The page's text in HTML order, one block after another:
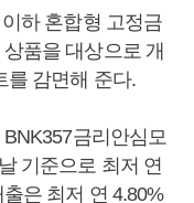
하 혼합형 고정금
품을 대상으로 개
를 감면해 준다.
금리안심모
기준으로 최저 연
은 최저 연 4.80%